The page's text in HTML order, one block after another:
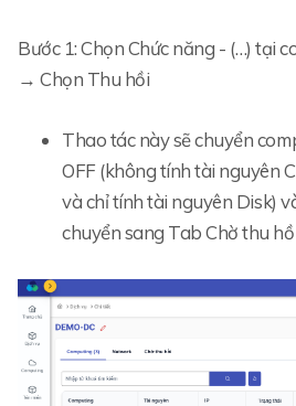
Bước 1: Chọn Chức năng - (…) tại
→ Chọn Thu hồi
Thao tác này sẽ chuyển
OFF (không tính tài nguyên
và chỉ tính tài nguyên Disk)
chuyển sang Tab Chờ thu